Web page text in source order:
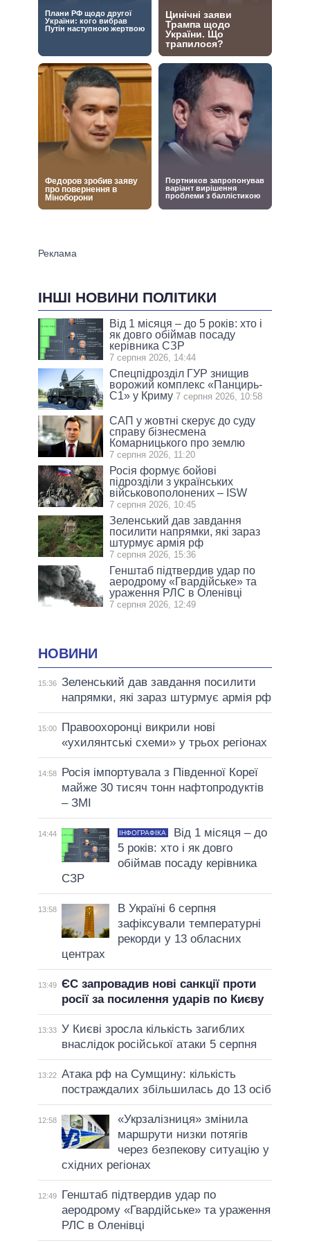
ІНШІ НОВИНИ ПОЛІТИКИ
Від 1 місяця – до 5 років: хто і
як довго обіймав посаду
керівника СЗР
7 серпня 2026, 14:44
Спецпідрозділ ГУР знищив
ворожий комплекс «Панцирь-
С1» у Криму 7 серпня 2026, 10:58
САП у жовтні скерує до суду
справу бізнесмена
Комарницького про землю
7 серпня 2026, 11:20
Росія формує бойові
підрозділи з українських
військовополонених – ISW
7 серпня 2026, 10:45
Зеленський дав завдання
посилити напрямки, які зараз
штурмує армія рф
7 серпня 2026, 15:36
Генштаб підтвердив удар по
аеродрому «Гвардійське» та
ураження РЛС в Оленівці
7 серпня 2026, 12:49
НОВИНИ
15:36 Зеленський дав завдання посилити
напрямки, які зараз штурмує армія рф
15:00
Правоохоронці викрили нові
«ухилянтські схеми» у трьох регіонах
14:58
Росія імпортувала з Південної Кореї
майже 30 тисяч тонн нафтопродуктів
– ЗМІ
14:44 ІНФОГРАФІКА
Від 1 місяця – до
5 років: хто і як довго
обіймав посаду керівника
СЗР
13:58
В Україні 6 серпня
зафіксували температурні
рекорди у 13 обласних
центрах
13:49 ЄС запровадив нові санкції проти
росії за посилення ударів по Києву
13:33 У Києві зросла кількість загиблих
внаслідок російської атаки 5 серпня
13:22 Атака рф на Сумщину: кількість
постраждалих збільшилась до 13 осіб
12:58
«Укрзалізниця» змінила
маршрути низки потягів
через безпекову ситуацію у
східних регіонах
12:49
Генштаб підтвердив удар по
аеродрому «Гвардійське» та ураження
РЛС в Оленівці